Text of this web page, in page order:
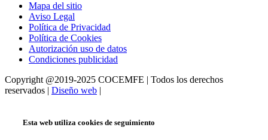
Mapa del sitio
Aviso Legal
Política de Privacidad
Política de Cookies
Autorización uso de datos
Condiciones publicidad
Copyright @2019-2025 COCEMFE | Todos los derechos
reservados | Diseño web |
Esta web utiliza cookies de seguimiento